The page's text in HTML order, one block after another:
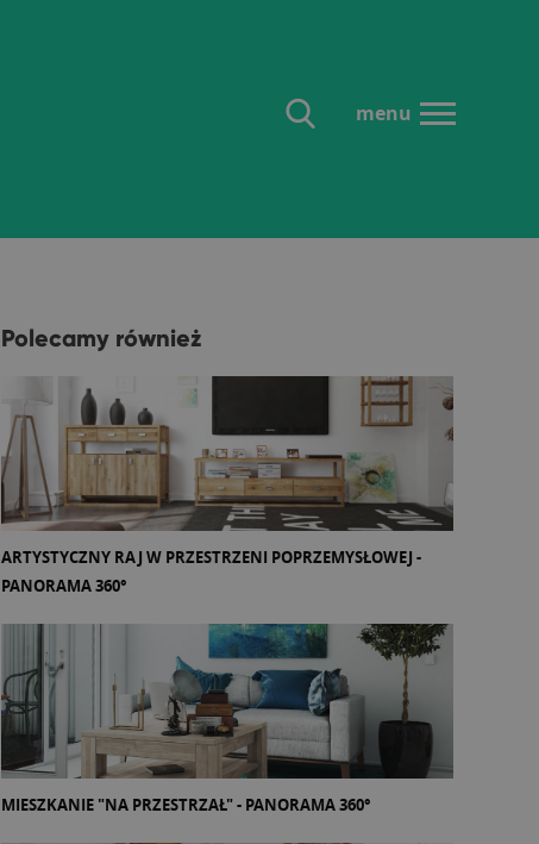
menu
Polecamy również
ARTYSTYCZNY RAJ W PRZESTRZENI POPRZEMYSŁOWEJ -
PANORAMA 360°
MIESZKANIE "NA PRZESTRZAŁ" - PANORAMA 360°